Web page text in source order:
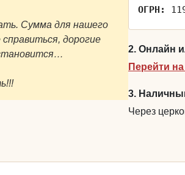
Сумма для нашего
дорогие
ОГРН:
2. Онлайн
Перейти
3.
Через